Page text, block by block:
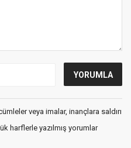
veya imalar, inançlara saldırı
harflerle yazılmış yorumlar